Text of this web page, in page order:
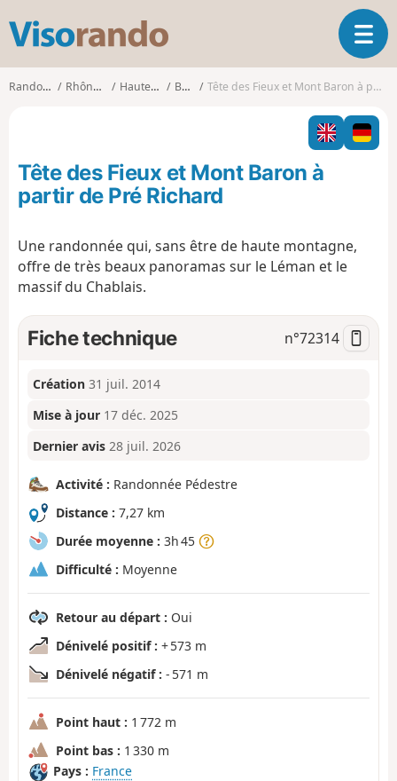
s
o
o
O
u
r
i
r
l
i
Randonnées Rhône-Alpes Haute-Savoie Bernex Tête des Fieux et Mont Baron à partir de Pré Richard
Tête des Fieux et Mont Baron à
partir de Pré Richard
Une randonnée qui, sans être de haute montagne,
offre de très beaux panoramas sur le Léman et le
massif du Chablais.
Fiche technique n°72314
Création 31 juil. 2014
Mise à jour 17 déc. 2025
Dernier avis 28 juil. 2026
Activité : Randonnée Pédestre
Distance : 7,27 km
Durée moyenne : 3h 45
Difficulté : Moyenne
Retour au départ : Oui
Dénivelé positif : + 573 m
Dénivelé négatif : - 571 m
Point haut : 1 772 m
Point bas : 1 330 m
Pays : France